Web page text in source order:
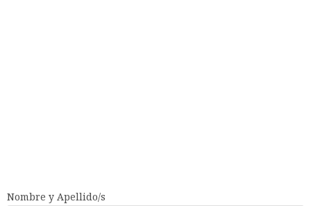
Nombre y Apellido/s